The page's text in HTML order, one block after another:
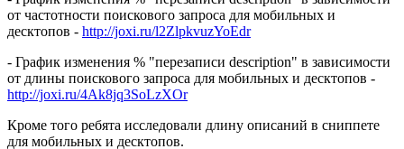
от частотности поискового запроса для мобильных и
десктопов - http://joxi.ru/l2ZlpkvuzYoEdr
- График изменения % "перезаписи description" в зависимости
от длины поискового запроса для мобильных и десктопов -
http://joxi.ru/4Ak8jq3SoLzXOr
Кроме того ребята исследовали длину описаний в сниппете
для мобильных и десктопов.